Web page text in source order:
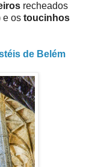
recheados
e os toucinhos
de Belém